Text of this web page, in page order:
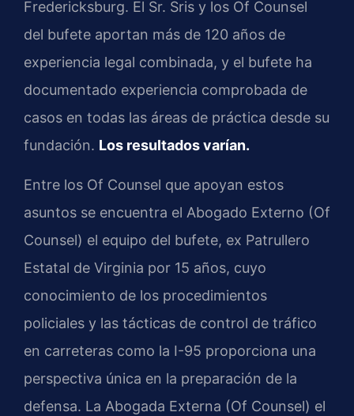
Fredericksburg. El Sr. Sris y los Of Counsel
del bufete aportan más de 120 años de
experiencia legal combinada, y el bufete ha
documentado experiencia comprobada de
casos en todas las áreas de práctica desde su
fundación. Los resultados varían.
Entre los Of Counsel que apoyan estos
asuntos se encuentra el Abogado Externo (Of
Counsel) el equipo del bufete, ex Patrullero
Estatal de Virginia por 15 años, cuyo
conocimiento de los procedimientos
policiales y las tácticas de control de tráfico
en carreteras como la I-95 proporciona una
perspectiva única en la preparación de la
defensa. La Abogada Externa (Of Counsel) el